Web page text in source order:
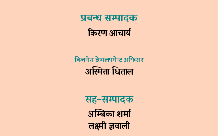
प्रबन्ध सम्पादक
किरण आचार्य
विजनेस डेभलपमेन्ट अफिसर
अस्मिता धिताल
सह–सम्पादक
अम्बिका शर्मा
लक्ष्मी ज्ञवाली